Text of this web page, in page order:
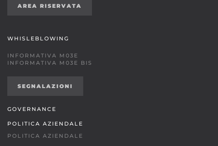
AREA RISERVATA
WHISLEBLOWING
INFORMATIVA M03E
INFORMATIVA M03E BIS
SEGNALAZIONI
GOVERNANCE
POLITICA AZIENDALE
POLITICA AZIENDALE